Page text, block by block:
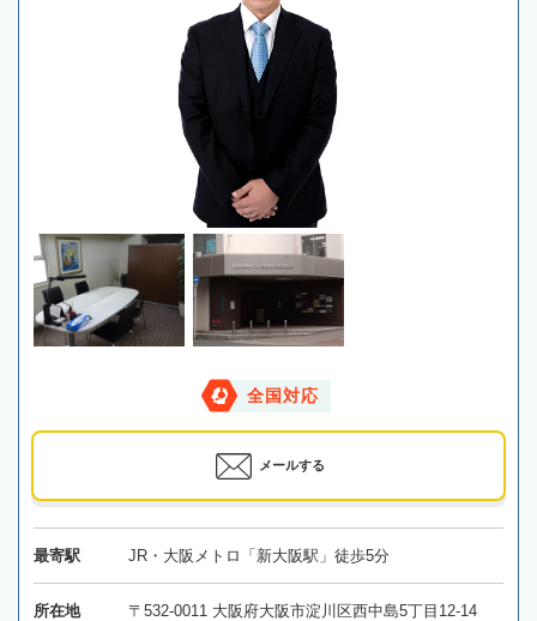
全国対応
メールする
最寄駅 JR・大阪メトロ「新大阪駅」徒歩5分
所在地
〒532-0011 大阪府大阪市淀川区西中島5丁目12-14